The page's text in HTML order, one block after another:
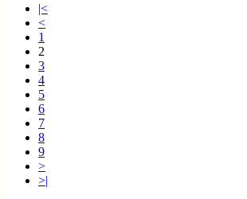
|<
<
1
2
3
4
5
6
7
8
9
>
>|